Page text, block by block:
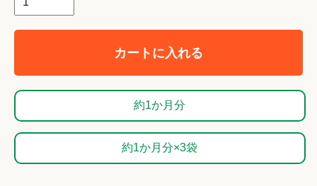
カートに入れる
約1か月分
約1か月分×3袋